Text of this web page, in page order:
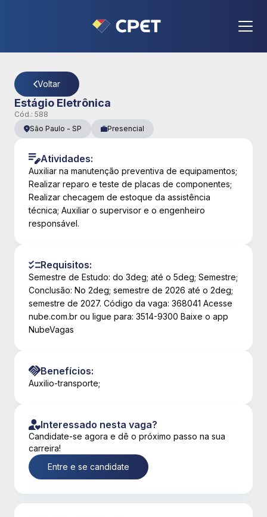
Voltar
Estágio Eletrônica
Cód.: 588
São Paulo - SP Presencial
Atividades:
Auxiliar na manutenção preventiva de equipamentos;
Realizar reparo e teste de placas de componentes;
Realizar checagem de estoque da assistência
técnica; Auxiliar o supervisor e o engenheiro
responsável.
Requisitos:
Semestre de Estudo: do 3deg; até o 5deg; Semestre;
Conclusão: No 2deg; semestre de 2026 até o 2deg;
semestre de 2027. Código da vaga: 368041 Acesse
nube.com.br ou ligue para: 3514-9300 Baixe o app
NubeVagas
Benefícios:
Auxilio-transporte;
Interessado nesta vaga?
Candidate-se agora e dê o próximo passo na sua
carreira!
Entre e se candidate